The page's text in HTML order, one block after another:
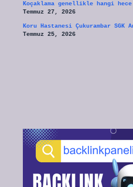
Koçaklama genellikle hangi
Temmuz 27, 2026
Koru Hastanesi Çukurambar SGK
Temmuz 25, 2026